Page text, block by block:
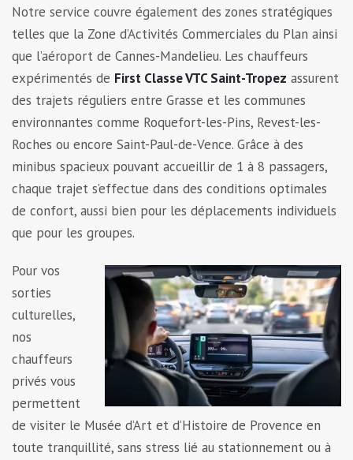
Notre service couvre également des zones stratégiques
telles que la Zone d’Activités Commerciales du Plan ainsi
que l’aéroport de Cannes-Mandelieu. Les chauffeurs
expérimentés de First Classe VTC Saint-Tropez assurent
des trajets réguliers entre Grasse et les communes
environnantes comme Roquefort-les-Pins, Revest-les-
Roches ou encore Saint-Paul-de-Vence. Grâce à des
minibus spacieux pouvant accueillir de 1 à 8 passagers,
chaque trajet s’effectue dans des conditions optimales
de confort, aussi bien pour les déplacements individuels
que pour les groupes.
Pour vos
sorties
culturelles,
nos
chauffeurs
privés vous
permettent
de visiter le Musée d’Art et d’Histoire de Provence en
toute tranquillité, sans stress lié au stationnement ou à